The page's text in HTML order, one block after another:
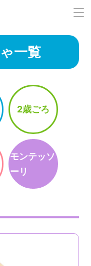
一覧
2歳ごろ
モンテッソ
ーリ